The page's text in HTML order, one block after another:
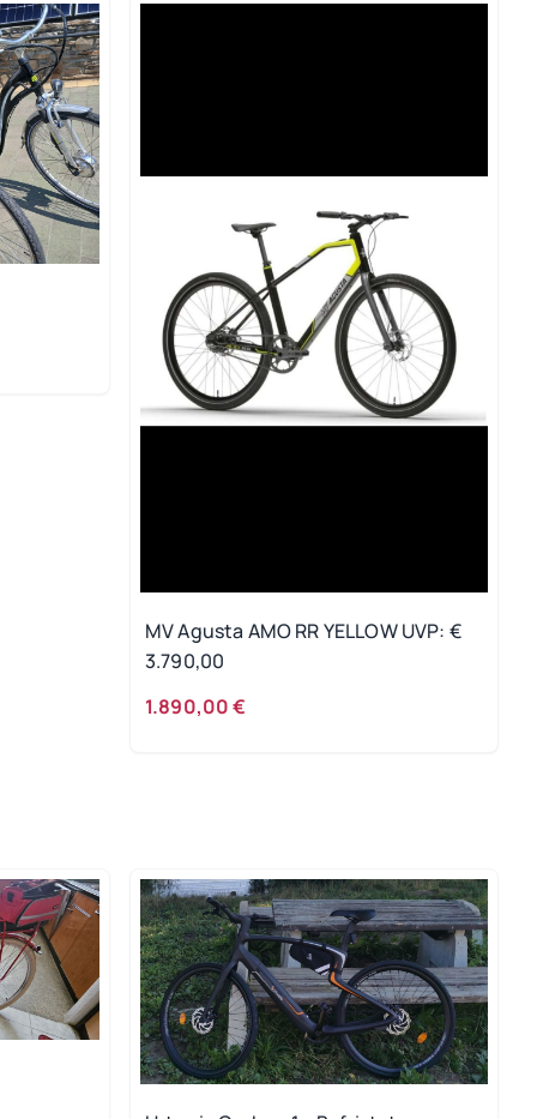
MV Agusta AMO RR YELLOW UVP: €
3.790,00
1.890,00 €